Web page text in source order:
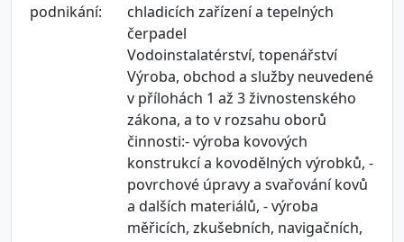
podnikání:
chladicích zařízení a tepelných
čerpadel
Vodoinstalatérství, topenářství
Výroba, obchod a služby neuvedené
v přílohách 1 až 3 živnostenského
zákona, a to v rozsahu oborů
činnosti:- výroba kovových
konstrukcí a kovodělných výrobků, -
povrchové úpravy a svařování kovů
a dalších materiálů, - výroba
měřicích, zkušebních, navigačních,